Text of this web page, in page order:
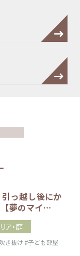
っ越し後にか
夢のマイ…
ア・庭
き抜け #子ども部屋